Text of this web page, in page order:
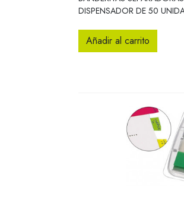
DISPENSADOR DE 50
Añadir al carrito